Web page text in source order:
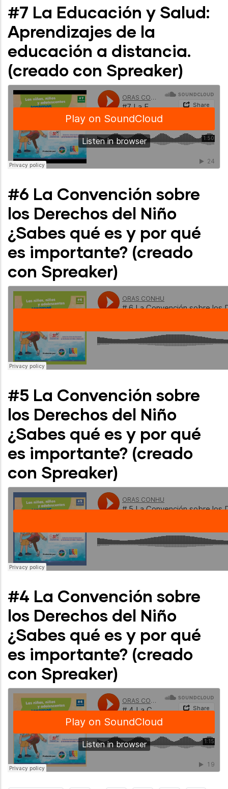
#7 La Educación y Salud:
Aprendizajes de la
educación a distancia.
(creado con Spreaker)
#6 La Convención sobre
los Derechos del Niño
¿Sabes qué es y por qué
es importante? (creado
con Spreaker)
#5 La Convención sobre
los Derechos del Niño
¿Sabes qué es y por qué
es importante? (creado
con Spreaker)
#4 La Convención sobre
los Derechos del Niño
¿Sabes qué es y por qué
es importante? (creado
con Spreaker)